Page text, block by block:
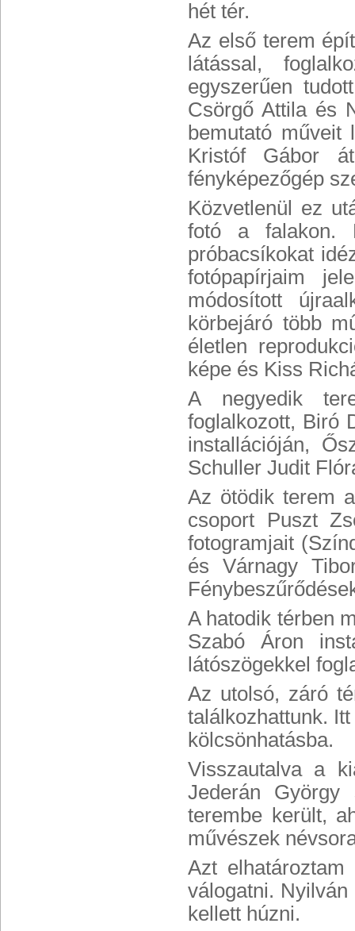
hét tér.
Az első terem
látással,
egyszerűen
Csörgő Attila és
bemutató
Kristóf Gábor
fényképezőgép
Közvetlenül ez
fotó a falakon.
próbacsíkokat
fotópapírjaim
módosított
körbejáró több
életlen
képe és Kiss
A negyedik
foglalkozott, Biró
installációján,
Schuller Judit
Az ötödik terem
csoport Puszt
fotogramjait
és Várnagy
A hatodik térben
Szabó Áron
látószögekkel
Az utolsó, záró
találkozhattunk.
kölcsönhatásba.
Visszautalva a
Jederán György
terembe került,
művészek
Azt
válogatni.
kellett húzni.